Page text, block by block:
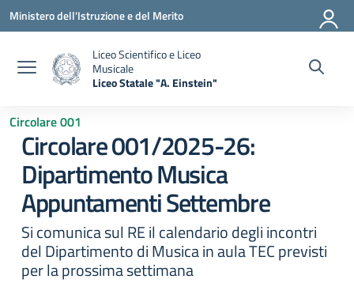
Vai ai contenuti
Vai al menu di navigazione
Vai al footer
Ministero dell'Istruzione e del Merito
Liceo Scientifico e Liceo
Musicale
Liceo Statale "A. Einstein"
Circolare 001
Circolare 001/2025-26:
Dipartimento Musica
Appuntamenti Settembre
Si comunica sul RE il calendario degli incontri
del Dipartimento di Musica in aula TEC previsti
per la prossima settimana